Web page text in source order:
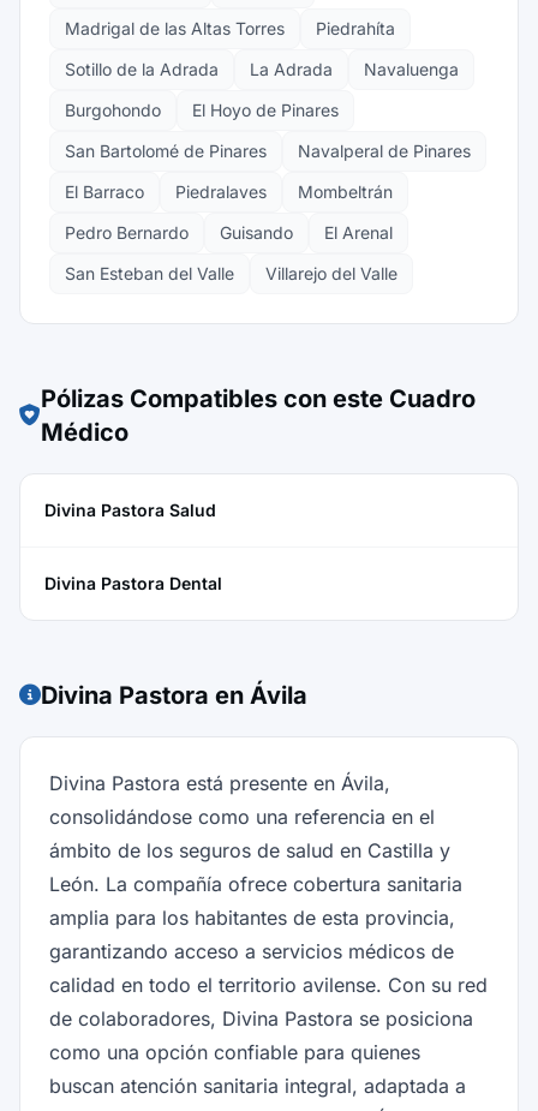
Madrigal de las Altas Torres
Piedrahíta
Sotillo de la Adrada
La Adrada
Navaluenga
Burgohondo
El Hoyo de Pinares
San Bartolomé de Pinares
Navalperal de Pinares
El Barraco
Piedralaves
Mombeltrán
Pedro Bernardo
Guisando
El Arenal
San Esteban del Valle
Villarejo del Valle
Pólizas Compatibles con este Cuadro
Médico
Divina Pastora Salud
Divina Pastora Dental
Divina Pastora en Ávila
Divina Pastora está presente en Ávila,
consolidándose como una referencia en el
ámbito de los seguros de salud en Castilla y
León. La compañía ofrece cobertura sanitaria
amplia para los habitantes de esta provincia,
garantizando acceso a servicios médicos de
calidad en todo el territorio avilense. Con su red
de colaboradores, Divina Pastora se posiciona
como una opción confiable para quienes
buscan atención sanitaria integral, adaptada a